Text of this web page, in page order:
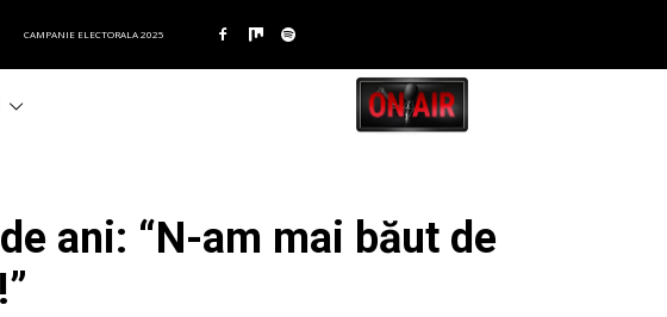
CAMPANIE ELECTORALA 2025
ani: “N-am mai băut de